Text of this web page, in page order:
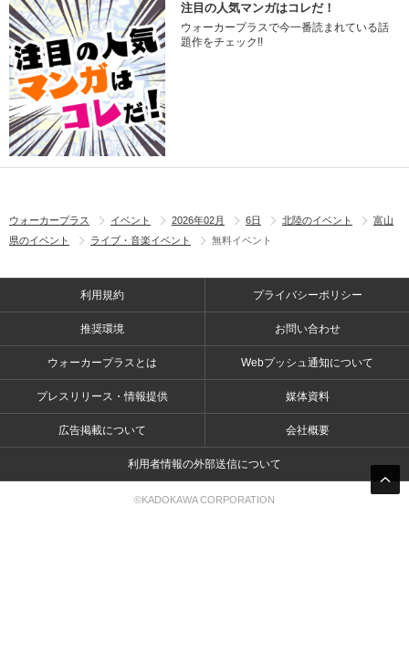
注目の人気マンガはコレだ！
ウォーカープラスで今一番読まれている話
題作をチェック!!
ウォーカープラス イベント 2026年02月 6日 北陸のイベント
富山
県のイベント
ライブ・音楽イベント 無料イベント
利用規約 プライバシーポリシー
推奨環境 お問い合わせ
ウォーカープラスとは Webプッシュ通知について
プレスリリース・情報提供 媒体資料
広告掲載について 会社概要
利用者情報の外部送信について
©KADOKAWA CORPORATION